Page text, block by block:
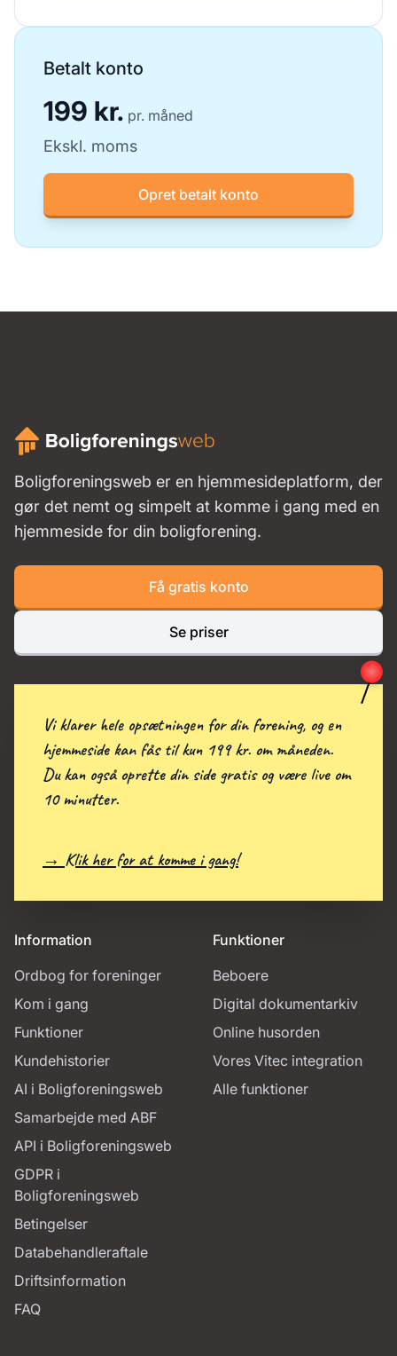
Betalt konto
199 kr. pr. måned
Ekskl. moms
Opret betalt konto
Boligforeningsweb er en hjemmesideplatform, der
gør det nemt og simpelt at komme i gang med en
hjemmeside for din boligforening.
Få gratis konto
Se priser
Information
Ordbog for foreninger
Kom i gang
Funktioner
Kundehistorier
AI i Boligforeningsweb
Samarbejde med ABF
API i Boligforeningsweb
GDPR i
Boligforeningsweb
Betingelser
Databehandleraftale
Driftsinformation
FAQ
Funktioner
Beboere
Digital dokumentarkiv
Online husorden
Vores Vitec integration
Alle funktioner
Vi klarer hele opsætningen for din forening, og en
hjemmeside kan fås til kun 199 kr. om måneden.
Du kan også oprette din side gratis og være live om
10 minutter.
→ Klik her for at komme i gang!